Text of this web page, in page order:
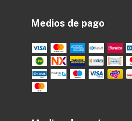
Medios de pago